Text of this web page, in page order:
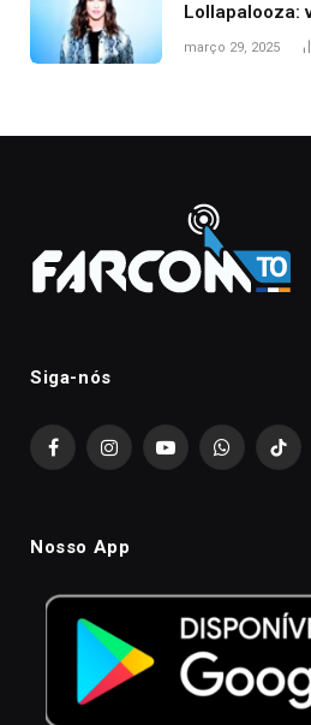
Lollapalooza:
março 29, 2025
Siga-nós
FacebookInstagramYouTubeWhatsApp
Nosso App